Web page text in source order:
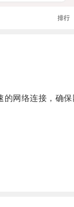
排行
网络连接，确